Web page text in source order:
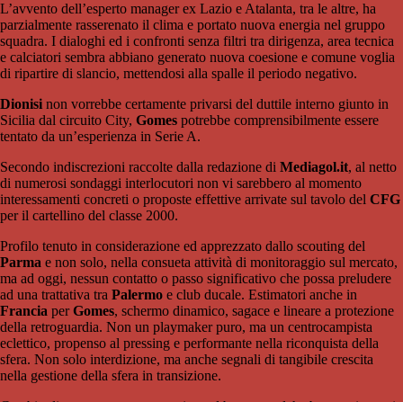
L’avvento dell’esperto manager ex Lazio e Atalanta, tra le altre, ha
parzialmente rasserenato il clima e portato nuova energia nel gruppo
squadra. I dialoghi ed i confronti senza filtri tra dirigenza, area tecnica
e calciatori sembra abbiano generato nuova coesione e comune voglia
di ripartire di slancio, mettendosi alla spalle il periodo negativo.
Dionisi non vorrebbe certamente privarsi del duttile interno giunto in
Sicilia dal circuito City, Gomes potrebbe comprensibilmente essere
tentato da un’esperienza in Serie A.
Secondo indiscrezioni raccolte dalla redazione di Mediagol.it, al netto
di numerosi sondaggi interlocutori non vi sarebbero al momento
interessamenti concreti o proposte effettive arrivate sul tavolo del CFG
per il cartellino del classe 2000.
Profilo tenuto in considerazione ed apprezzato dallo scouting del
Parma e non solo, nella consueta attività di monitoraggio sul mercato,
ma ad oggi, nessun contatto o passo significativo che possa preludere
ad una trattativa tra Palermo e club ducale. Estimatori anche in
Francia perGomes, schermo dinamico, sagace e lineare a protezione
della retroguardia. Non un playmaker puro, ma un centrocampista
eclettico, propenso al pressing e performante nella riconquista della
sfera. Non solo interdizione, ma anche segnali di tangibile crescita
nella gestione della sfera in transizione.